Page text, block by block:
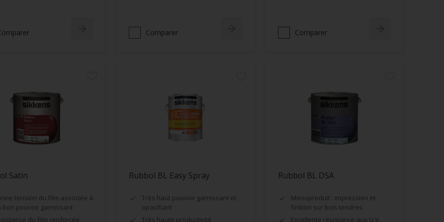
Comparer Comparer
Satin
tension du film associée à
bon pouvoir garnissant
du film renforcée
Rubbol BL Easy Spray
Très haut pouvoir garnissant et
opacifiant
Très haute productivité
Rubbol BL DSA
Monoproduit : impression et
finition sur bois tendres
Excellente résistance aux U.V.